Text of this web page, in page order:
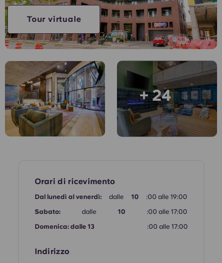
English (US)
Chinese
Español
Català
Deutsch
French
Portuguese
Seleziona una città
Seleziona una residenza
+ 24
Tour virtuale
Orari di ricevimento
Dal lunedì al venerdì: dalle 10
:00 alle 19:00
Sabato:
dalle 10
:00 alle 17:00
Domenica: dalle 13
:00 alle 17:00
Indirizzo